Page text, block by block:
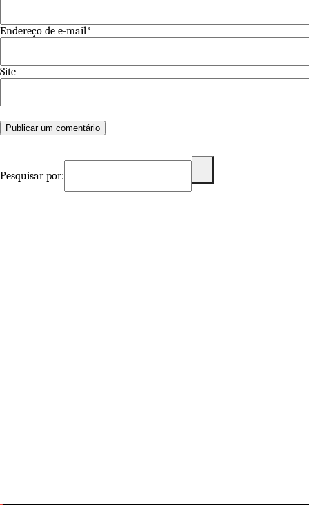
Endereço de e-mail*
Site
Pesquisar por: